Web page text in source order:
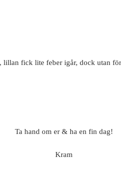
lillan fick lite feber igår, dock utan
Ta hand om er & ha en fin dag!
Kram